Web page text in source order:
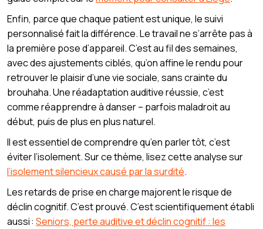
Enfin, parce que chaque patient est unique, le suivi
personnalisé fait la différence. Le travail ne s’arrête pas à
la première pose d’appareil. C’est au fil des semaines,
avec des ajustements ciblés, qu’on affine le rendu pour
retrouver le plaisir d’une vie sociale, sans crainte du
brouhaha. Une réadaptation auditive réussie, c’est
comme réapprendre à danser – parfois maladroit au
début, puis de plus en plus naturel.
Il est essentiel de comprendre qu’en parler tôt, c’est
éviter l’isolement. Sur ce thème, lisez cette analyse sur
l’isolement silencieux causé par la surdité.
Les retards de prise en charge majorent le risque de
déclin cognitif. C’est prouvé. C’est scientifiquement établi
aussi : Seniors, perte auditive et déclin cognitif : les